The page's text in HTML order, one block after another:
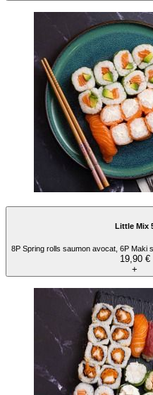
Little Mix
8P Spring rolls saumon avocat, 6P Maki
19,90 €
+